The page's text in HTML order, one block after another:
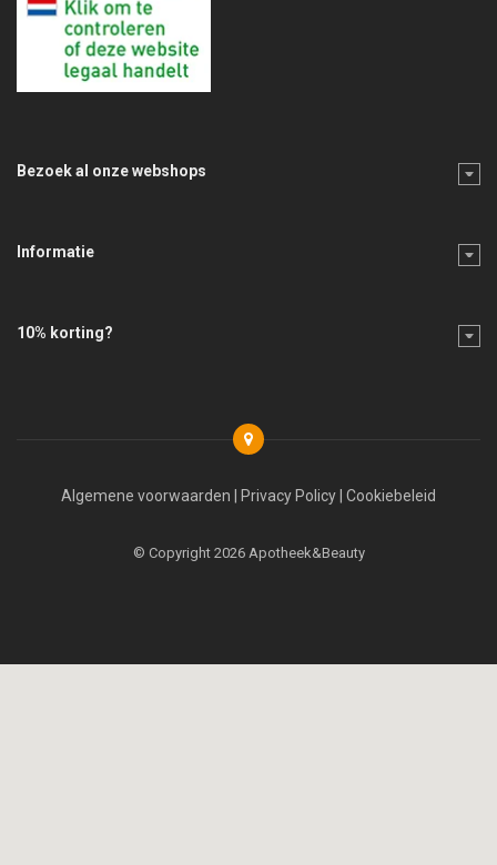
Bezoek al onze webshops
Informatie
10% korting?
Algemene voorwaarden Privacy Policy Cookiebeleid
© Copyright 2026 Apotheek&Beauty